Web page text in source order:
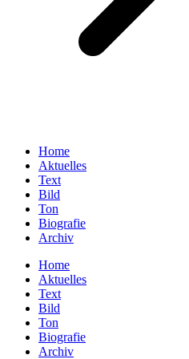
Home
Aktuelles
Text
Bild
Ton
Biografie
Archiv
Home
Aktuelles
Text
Bild
Ton
Biografie
Archiv